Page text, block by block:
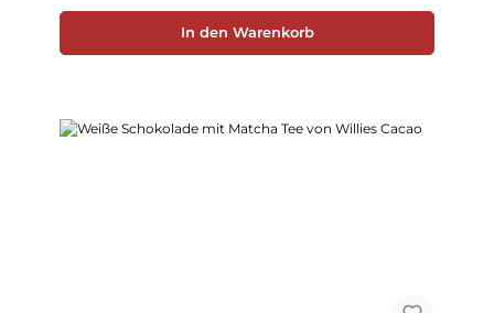
In den Warenkorb